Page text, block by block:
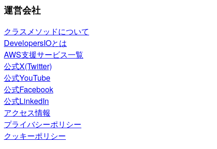
運営会社
クラスメソッドについて
DevelopersIOとは
AWS支援サービス一覧
公式X(Twitter)
公式YouTube
公式Facebook
公式LinkedIn
アクセス情報
プライバシーポリシー
クッキーポリシー